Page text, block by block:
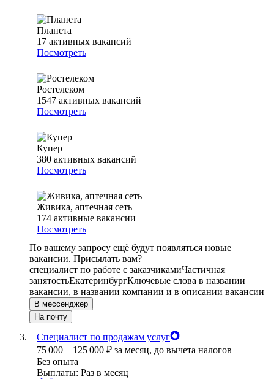
Планета
17 активных вакансий
Посмотреть
Ростелеком
1547 активных вакансий
Посмотреть
Купер
380 активных вакансий
Посмотреть
Живика, аптечная сеть
174 активные вакансии
Посмотреть
По вашему запросу ещё будут появляться новые
вакансии. Присылать вам?
специалист по работе с заказчикамиЧастичная
занятостьЕкатеринбургКлючевые слова в названии
вакансии, в названии компании и в описании вакансии
В мессенджер
На почту
Специалист по продажам услуг
75 000 – 125 000 ₽ за месяц, до вычета налогов
Без опыта
Выплаты: Раз в месяц